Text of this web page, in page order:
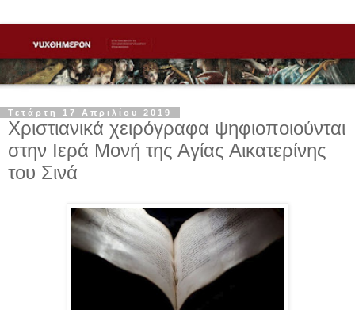
Τετάρτη 17 Απριλίου 2019
Χριστιανικά χειρόγραφα ψηφιοποιούνται
στην Ιερά Μονή της Αγίας Αικατερίνης
του Σινά